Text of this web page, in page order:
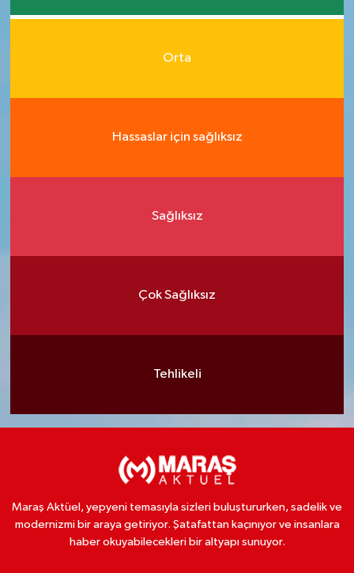
Orta
Hassaslar için sağlıksız
Sağlıksız
Çok Sağlıksız
Tehlikeli
Maraş Aktüel, yepyeni temasıyla sizleri buluştururken, sadelik ve
modernizmi bir araya getiriyor. Şatafattan kaçınıyor ve insanlara
haber okuyabilecekleri bir altyapı sunuyor.